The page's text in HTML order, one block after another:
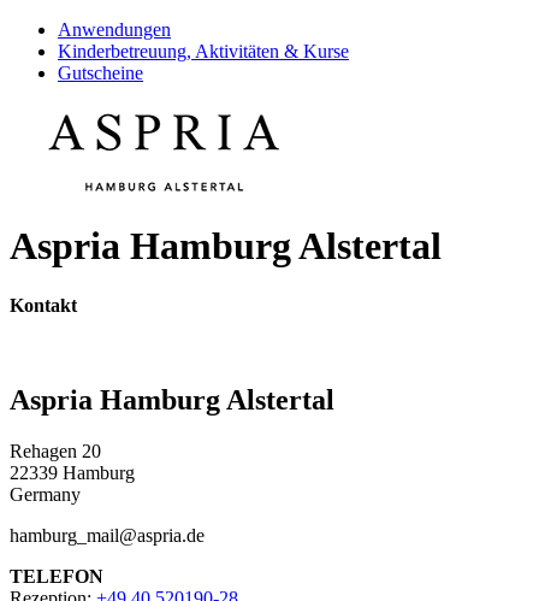
Anwendungen
Kinderbetreuung, Aktivitäten & Kurse
Gutscheine
Aspria Hamburg Alstertal
Kontakt
Aspria Hamburg Alstertal
Rehagen 20
22339 Hamburg
Germany
hamburg_mail@aspria.de
TELEFON